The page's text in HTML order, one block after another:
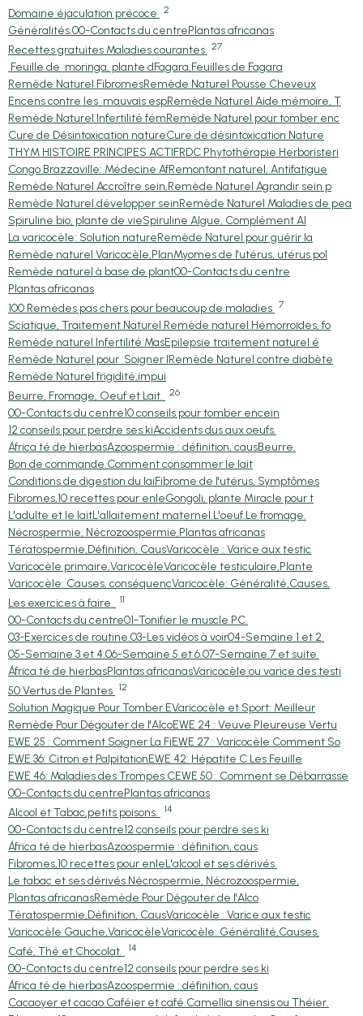
Domaine éjaculation précoce
2
Généralités.00-Contacts du centrePlantas africanas
Recettes gratuites Maladies courantes 27
Feuille de moringa, plante dFagara,Feuilles de Fagara
Remède Naturel FibromesRemède Naturel Pousse Cheveux
Encens contre les mauvais espRemède Naturel Aide mémoire, T
Remède Naturel Infertilité fémRemède Naturel pour tomber enc
Cure de Désintoxication natureCure de désintoxication Nature
THYM HISTOIRE PRINCIPES ACTIFRDC Phytothérapie Herboristeri
Congo Brazzaville: Médecine AfRemontant naturel, Antifatigue
Remède Naturel Accroître sein,Remède Naturel Agrandir sein p
Remède Naturel développer seinRemède Naturel Maladies de pea
Spiruline bio, plante de vieSpiruline Algue, Complément Al
La varicocèle: Solution natureRemède Naturel pour guérir la
Remède naturel Varicocèle,PlanMyomes de l'utérus, utérus pol
Remède naturel à base de plant00-Contacts du centre
Plantas africanas
100 Remèdes pas chers pour beaucoup de maladies 7
Sciatique, Traitement Naturel Remède naturel Hémorroïdes, fo
Remède naturel Infertilité MasEpilepsie traitement naturel é
Remède Naturel pour Soigner lRemède Naturel contre diabète
Remède Naturel frigidité,impui
Beurre, Fromage, Oeuf et Lait.
26
00-Contacts du centre10 conseils pour tomber encein
12 conseils pour perdre ses kiAccidents dus aux oeufs.
África té de hierbasAzoospermie : définition, causBeurre.
Bon de commande.Comment consommer le lait
Conditions de digestion du laiFibrome de l'utérus, Symptômes
Fibromes,10 recettes pour enleGongoli, plante Miracle pour t
L'adulte et le laitL'allaitement maternel.L'oeuf.Le fromage.
Nécrospermie, Nécrozoospermie,Plantas africanas
Tératospermie,Définition, CausVaricocèle : Varice aux testic
Varicocèle primaire,VaricocèleVaricocèle testiculaire,Plante
Varicocèle: Causes, conséquencVaricocèle: Généralité,Causes,
Les exercices à faire.
11
00-Contacts du centre01-Tonifier le muscle PC.
03-Exercices de routine.03-Les vidéos à voir04-Semaine 1 et 2.
05-Semaine 3 et 4.06-Semaine 5 et 6.07-Semaine 7 et suite.
África té de hierbasPlantas africanasVaricocèle ou varice des testi
50 Vertus de Plantes 12
Solution Magique Pour Tomber EVaricocèle et Sport: Meilleur
Remède Pour Dégouter de l'AlcoEWE 24 : Veuve Pleureuse Vertu
EWE 25 : Comment Soigner La FiEWE 27 : Varicocèle Comment So
EWE 36: Citron et PalpitationEWE 42: Hépatite C Les Feuille
EWE 46: Maladies des Trompes CEWE 50 : Comment se Débarrasse
00-Contacts du centrePlantas africanas
Alcool et Tabac,petits poisons.
14
00-Contacts du centre12 conseils pour perdre ses ki
África té de hierbasAzoospermie : définition, caus
Fibromes,10 recettes pour enleL'alcool et ses dérivés.
Le tabac et ses dérivés.Nécrospermie, Nécrozoospermie,
Plantas africanasRemède Pour Dégouter de l'Alco
Tératospermie,Définition, CausVaricocèle : Varice aux testic
Varicocèle Gauche,VaricocèleVaricocèle: Généralité,Causes,
Café, Thé et Chocolat.
14
00-Contacts du centre12 conseils pour perdre ses ki
África té de hierbasAzoospermie : définition, caus
Cacaoyer et cacao.Caféier et café.Camellia sinensis ou Théier.